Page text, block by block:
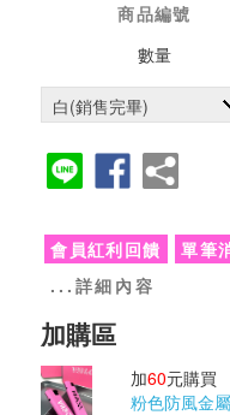
商品編號
數量
會員紅利回饋
單筆
...詳細內容
加60元購買
粉色防風金